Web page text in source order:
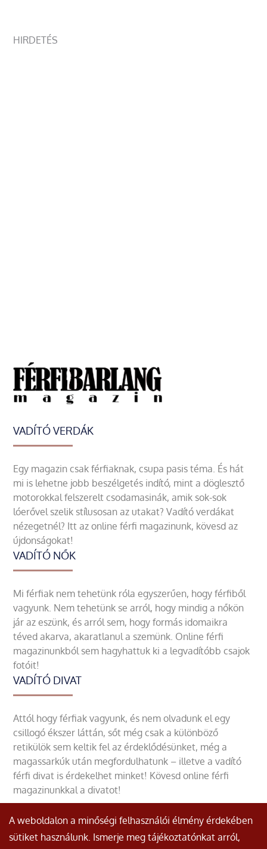
HIRDETÉS
VADÍTÓ VERDÁK
Egy magazin csak férfiaknak, csupa pasis téma. És hát
mi is lehetne jobb beszélgetés indító, mint a döglesztő
motorokkal felszerelt csodamasinák, amik sok-sok
lóerővel szelik stílusosan az utakat? Vadító verdákat
nézegetnél? Itt az online férfi magazinunk, kövesd az
újdonságokat!
VADÍTÓ NŐK
Mi férfiak nem tehetünk róla egyszerűen, hogy férfiből
vagyunk. Nem tehetünk se arról, hogy mindig a nőkön
jár az eszünk, és arról sem, hogy formás idomaikra
téved akarva, akaratlanul a szemünk. Online férfi
magazinunkból sem hagyhattuk ki a legvadítóbb csajok
fotóit!
VADÍTÓ DIVAT
Attól hogy férfiak vagyunk, és nem olvadunk el egy
csillogó ékszer láttán, sőt még csak a különböző
retikülök sem keltik fel az érdeklődésünket, még a
magassarkúk után megfordulhatunk – illetve a vadító
férfi divat is érdekelhet minket! Kövesd online férfi
magazinunkkal a divatot!
A weboldalon a minőségi felhasználói élmény érdekében
sütiket használunk. Ismerje meg tájékoztatónkat arról,